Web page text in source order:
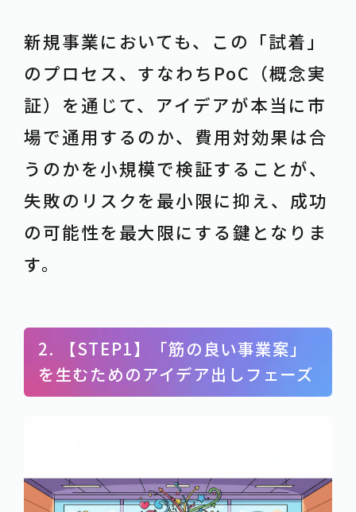
新規事業においても、この「試着」
のプロセス、すなわちPoC（概念実
証）を通じて、アイデアが本当に市
場で通用するのか、費用対効果は合
うのかを小規模で検証することが、
失敗のリスクを最小限に抑え、成功
の可能性を最大限にする鍵となりま
す。
2. 【STEP1】「筋の良い事業案」
を生むためのアイデア出しフェーズ